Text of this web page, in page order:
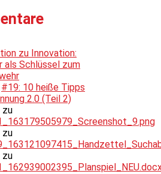
zu Innovation:
als Schlüssel zum
#19: 10 heiße Tipps
2.0 (Teil 2)
zu
zu
zu